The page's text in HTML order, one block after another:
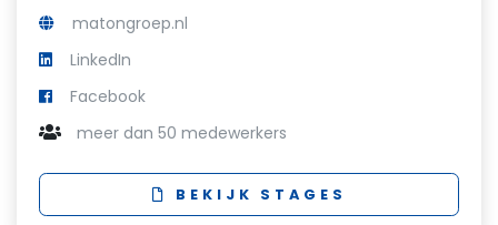
matongroep.nl
LinkedIn
Facebook
meer dan 50 medewerkers
BEKIJK STAGES